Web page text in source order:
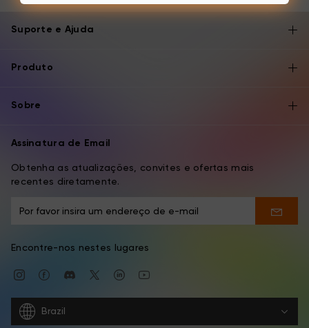
Suporte e Ajuda
Produto
Sobre
Assinatura de Email
Obtenha as atualizações, convites e ofertas mais
recentes diretamente.
Encontre-nos nestes lugares
Brazil